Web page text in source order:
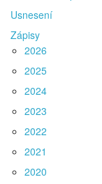
Usnesení
Zápisy
2026
2025
2024
2023
2022
2021
2020